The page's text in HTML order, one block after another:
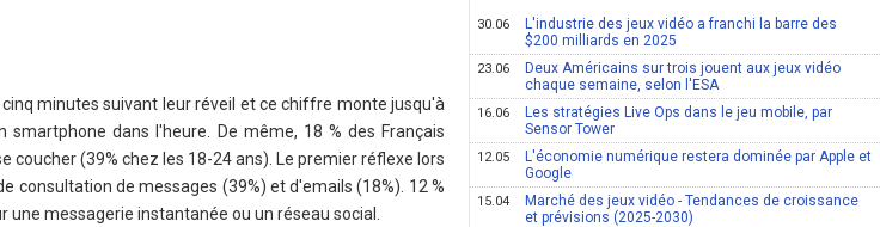
minutes suivant leur réveil et ce chiffre monte jusqu'à
dans l'heure. De même, 18 % des Français
(39% chez les 18-24 ans). Le premier réflexe lors
consultation de messages (39%) et d'emails (18%). 12 %
messagerie instantanée ou un réseau social.
30.06
L'industrie des jeux vidéo a franchi la barre des
$200 milliards en 2025
23.06
Deux Américains sur trois jouent aux jeux vidéo
chaque semaine, selon l'ESA
16.06
Les stratégies Live Ops dans le jeu mobile, par
Sensor Tower
12.05
L'économie numérique restera dominée par Apple et
Google
15.04
Marché des jeux vidéo - Tendances de croissance
et prévisions (2025-2030)